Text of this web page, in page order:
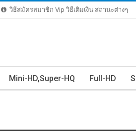
วิธีสมัครสมาชิก Vip วิธีเติมเงิน สถานะต่างๆ
Mini-HD,Super-HQ Full-HD